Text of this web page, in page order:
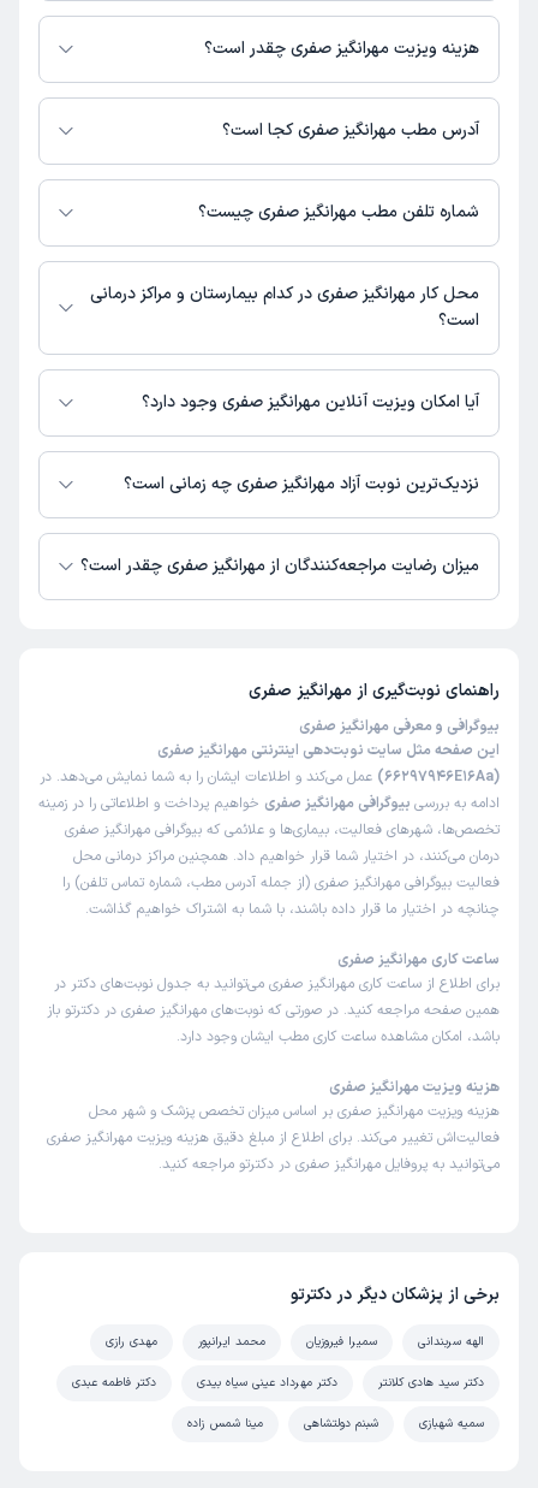
مهرانگیز صفری در تشخیص علائم و درمان بیماری‌های مرتبط با مامایی فعالیت
می‌کنند.
هزینه ویزیت مهرانگیز صفری چقدر است؟
برای اطلاع از هزینه ویزیت مهرانگیز صفری، لازم است با مطب تماس بگیرید.
آدرس مطب مهرانگیز صفری کجا است؟
اطلاعات مربوط به آدرس مطب مهرانگیز صفری در حال حاضر در دسترس نیست.
برای دریافت اطلاعات دقیق‌تر، لطفاً با مطب تماس بگیرید.
شماره تلفن مطب مهرانگیز صفری چیست؟
شماره تماس مطب مهرانگیز صفری در حال حاضر در این صفحه ثبت نشده است.
محل کار مهرانگیز صفری در کدام بیمارستان و مراکز درمانی
است؟
اطلاعاتی درباره محل فعالیت مهرانگیز صفری در مراکز درمانی در دسترس نیست.
آیا امکان ویزیت آنلاین مهرانگیز صفری وجود دارد؟
در حال حاضر اطلاعاتی درباره ارائه ویزیت آنلاین توسط مهرانگیز صفری در
دسترس نیست. برای دریافت اطلاعات دقیق‌تر، لطفاً با مطب تماس بگیرید.
نزدیک‌ترین نوبت آزاد مهرانگیز صفری چه زمانی است؟
زمان نوبت‌دهی و پذیرش بیماران با هماهنگی مطب مشخص می‌شود.
میزان رضایت مراجعه‌کنندگان از مهرانگیز صفری چقدر است؟
راهنمای نوبت‌گیری از مهرانگیز صفری
بیوگرافی و معرفی مهرانگیز صفری
این صفحه مثل سایت نوبت‌دهی اینترنتی مهرانگیز صفری
(66297946E16Aa)
عمل می‌کند و اطلاعات ایشان را به شما نمایش می‌دهد. در
ادامه به بررسی بیوگرافی مهرانگیز صفری خواهیم پرداخت و اطلاعاتی را در زمینه
تخصص‌ها، شهرهای فعالیت، بیماری‌ها و علائمی که بیوگرافی مهرانگیز صفری
درمان می‌کنند، در اختیار شما قرار خواهیم داد. همچنین مراکز درمانی محل
فعالیت بیوگرافی مهرانگیز صفری (از جمله آدرس مطب، شماره تماس تلفن) را
چنانچه در اختیار ما قرار داده باشند، با شما به اشتراک خواهیم گذاشت.
ساعت کاری مهرانگیز صفری
برای اطلاع از ساعت کاری مهرانگیز صفری می‌توانید به جدول نوبت‌های دکتر در
همین صفحه مراجعه کنید. در صورتی که نوبت‌های مهرانگیز صفری در دکترتو باز
باشد، امکان مشاهده ساعت کاری مطب ایشان وجود دارد.
هزینه ویزیت مهرانگیز صفری
هزینه ویزیت مهرانگیز صفری بر اساس میزان تخصص پزشک و شهر محل
فعالیت‌اش تغییر می‌کند. برای اطلاع از مبلغ دقیق هزینه ویزیت مهرانگیز صفری
می‌توانید به پروفایل مهرانگیز صفری در دکترتو مراجعه کنید.
برخی از پزشکان دیگر در دکترتو
الهه سربندانی سمیرا فیروزیان محمد ایرانپور مهدی رازی
دکتر سید هادی کلانتر دکتر مهرداد عینی سیاه بیدی دکتر فاطمه عبدی
سمیه شهبازی شبنم دولتشاهی مینا شمس زاده